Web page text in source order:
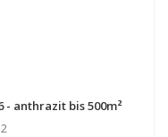
- anthrazit bis 500m²